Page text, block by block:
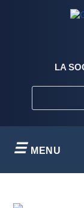
LA
MENU